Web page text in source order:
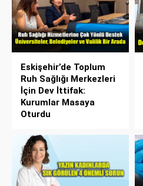
Eskişehir’de Toplum
Ruh Sağlığı Merkezleri
İçin Dev İttifak:
Kurumlar Masaya
Oturdu